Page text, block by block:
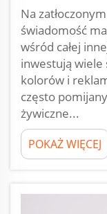
Na
świadomość
wśród całej
inwestują
kolorów i
często
żywiczne...
POKAŻ WIĘCEJ